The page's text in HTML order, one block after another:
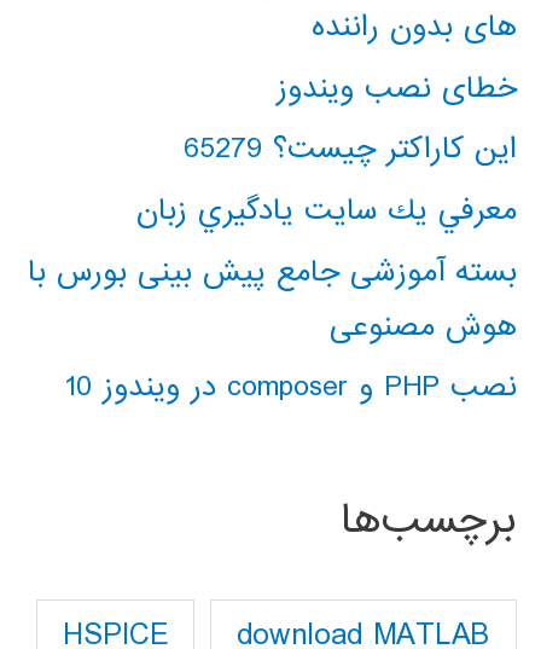
های بدون راننده
خطای نصب ویندوز
این کاراکتر چیست؟ 65279
معرفي يك سايت يادگيري زبان
بسته آموزشی جامع پیش بینی بورس با
هوش مصنوعی
نصب PHP و composer در ویندوز 10
برچسب‌ها
download MATLAB
HSPICE